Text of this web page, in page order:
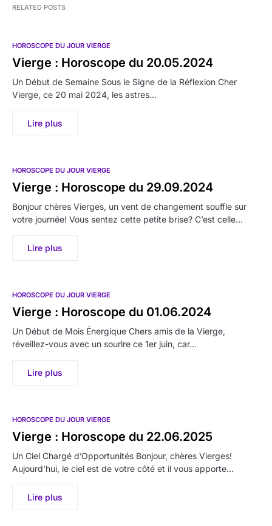
RELATED POSTS
HOROSCOPE DU JOUR VIERGE
Vierge : Horoscope du 20.05.2024
Un Début de Semaine Sous le Signe de la Réflexion Cher
Vierge, ce 20 mai 2024, les astres…
Lire plus
HOROSCOPE DU JOUR VIERGE
Vierge : Horoscope du 29.09.2024
Bonjour chères Vierges, un vent de changement souffle sur
votre journée! Vous sentez cette petite brise? C’est celle…
Lire plus
HOROSCOPE DU JOUR VIERGE
Vierge : Horoscope du 01.06.2024
Un Début de Mois Énergique Chers amis de la Vierge,
réveillez-vous avec un sourire ce 1er juin, car…
Lire plus
HOROSCOPE DU JOUR VIERGE
Vierge : Horoscope du 22.06.2025
Un Ciel Chargé d’Opportunités Bonjour, chères Vierges!
Aujourd’hui, le ciel est de votre côté et il vous apporte…
Lire plus